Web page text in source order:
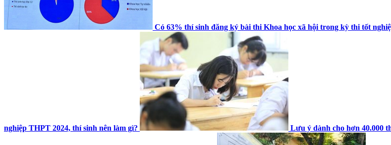
Có 63% thí sinh đăng ký bài thi Khoa học xã hội trong kỳ thi tốt
nghiệp THPT 2024, thí sinh nên làm gì? Lưu ý dành cho hơn 40.000